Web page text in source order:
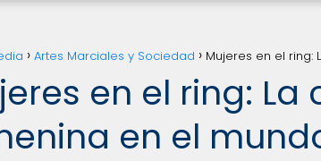
Artes Marciales y Sociedad Mujeres en el
en el ring:
en el